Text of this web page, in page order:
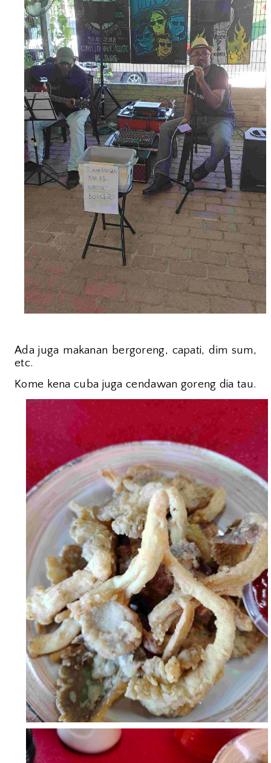
Ada juga makanan bergoreng, capati, dim sum,
etc.
Kome kena cuba juga cendawan goreng dia tau.